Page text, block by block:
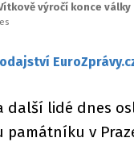
výročí konce války
další lidé dnes
památníku v